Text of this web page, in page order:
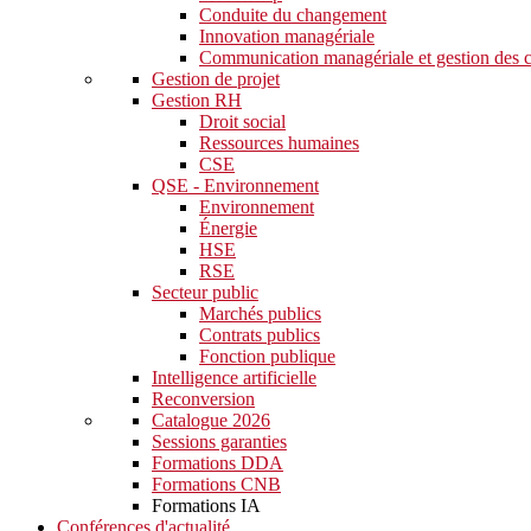
Conduite du changement
Innovation managériale
Communication managériale et gestion des
Gestion de projet
Gestion RH
Droit social
Ressources humaines
CSE
QSE - Environnement
Environnement
Énergie
HSE
RSE
Secteur public
Marchés publics
Contrats publics
Fonction publique
Intelligence artificielle
Reconversion
Catalogue 2026
Sessions garanties
Formations DDA
Formations CNB
Formations IA
Conférences d'actualité